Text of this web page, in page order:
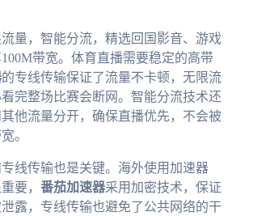
量，智能分流，精选回国影音、游戏
带宽。体育直播需要稳定的高带
的专线传输保证了流量不卡顿，无限流
完整场比赛会断网。智能分流技术还
他流量分开，确保直播优先，不会被
。
线传输也是关键。海外使用加速器
要， 番茄加速器采用加密技术，保证
露，专线传输也避免了公共网络的干